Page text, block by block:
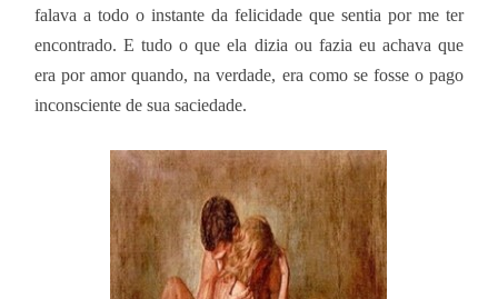
falava a todo o instante da felicidade que sentia por me ter
encontrado. E tudo o que ela dizia ou fazia eu achava que
era por amor quando, na verdade, era como se fosse o pago
inconsciente de sua saciedade.